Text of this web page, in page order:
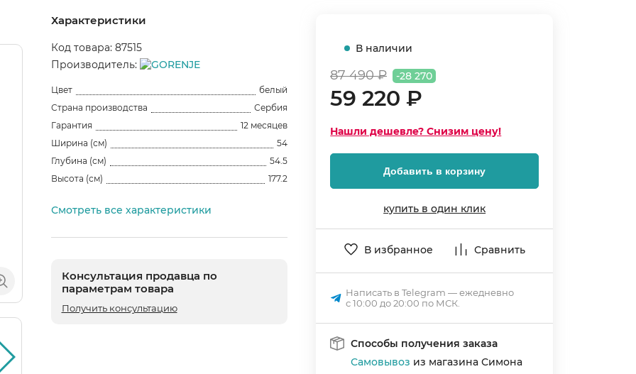
В наличии
87 490 ₽ -28 270
59 220 ₽
Нашли дешевле? Снизим цену!
Добавить в корзину
купить в один клик
В избранное Сравнить
Написать в Telegram — ежедневно
с 10:00 до 20:00 по МСК.
Способы получения заказа
Самовывоз из магазина Симона
Характеристики
Код товара: 87515
Производитель:
Цвет
белый
Страна производства
Сербия
Гарантия
12 месяцев
Ширина (см)
54
Глубина (см)
54.5
Высота (см)
177.2
Смотреть все характеристики
Консультация продавца по
параметрам товара
Получить консультацию